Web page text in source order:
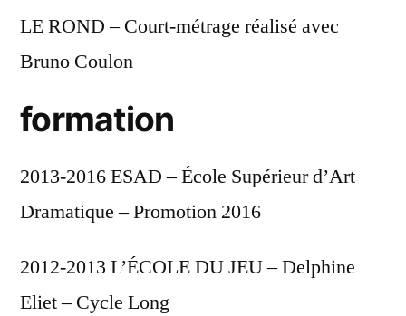
LE ROND – Court-métrage réalisé avec
Bruno Coulon
formation
2013-2016 ESAD – École Supérieur d’Art
Dramatique – Promotion 2016
2012-2013 L’ÉCOLE DU JEU – Delphine
Eliet – Cycle Long